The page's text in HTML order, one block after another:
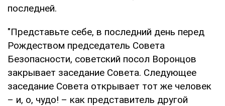
последней.
"Представьте себе, в последний день перед
Рождеством председатель Совета
Безопасности, советский посол Воронцов
закрывает заседание Совета. Следующее
заседание Совета открывает тот же человек
– и, о, чудо! – как представитель другой